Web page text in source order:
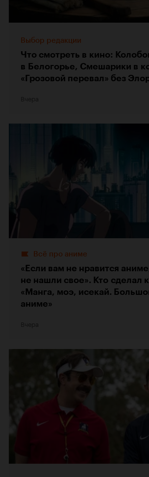
Выбор редакции
Что смотреть в кино:
в Белогорье, Смешарики в
«Грозовой перевал» без
Всё про аниме
«Если вам не нравится
не нашли свое». Кто сделал
«Манга, моэ, исекай.
аниме»